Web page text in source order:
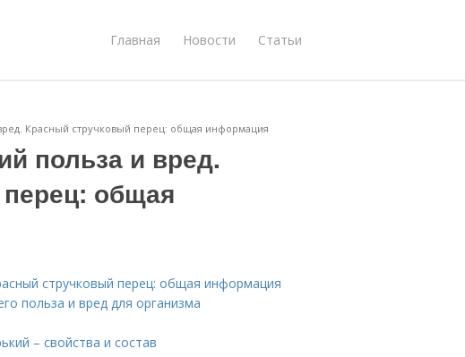
Главная Новости Статьи
Красный стручковый перец: общая информация
польза и вред.
общая
стручковый перец: общая информация
польза и вред для организма
– свойства и состав